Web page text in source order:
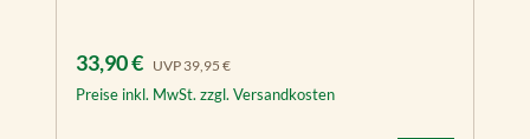
Verkaufspreis:
33,90 € UVP Regulärer Preis:
39,95 €
Preise inkl. MwSt. zzgl. Versandkosten